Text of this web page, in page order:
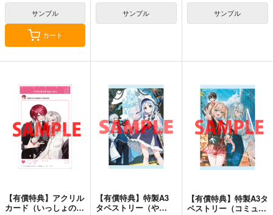
サンプル
カート
サンプル サンプル
【有償特典】アクリル
カード（いっしょのお
【有償特典】特製A3
タペストリー（や
【有償特典】特製A3タ
ペストリー（コミュ障